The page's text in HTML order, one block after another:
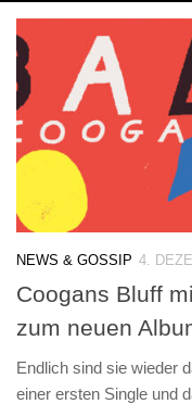
NEWS & GOSSIP 4.
Coogans Bluff
zum neuen
Endlich sind sie wieder
einer ersten Single und